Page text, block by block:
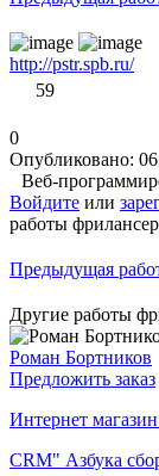
http://pstr.spb.ru/
59
0
Опубликовано:
Веб-
Войдите или
работы
Предыдущая
Другие работы
Роман Бортников
Предложить заказ
Интернет
CRM" Азбука